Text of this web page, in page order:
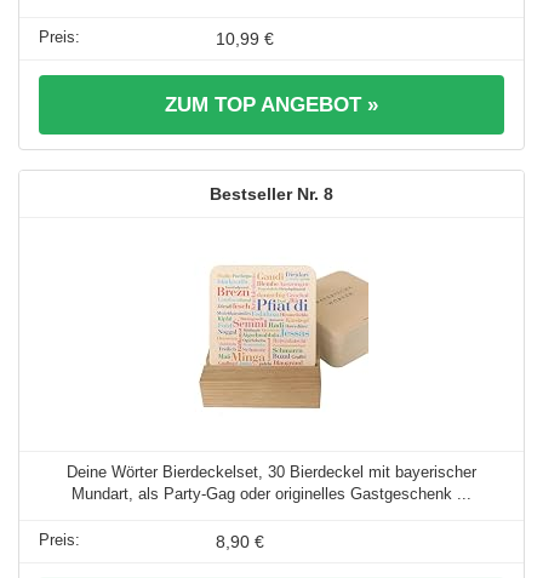
10,99 €
ZUM TOP ANGEBOT »
8
Deine Wörter Bierdeckelset, 30 Bierdeckel mit bayerischer
Mundart, als Party-Gag oder originelles Gastgeschenk ...
8,90 €